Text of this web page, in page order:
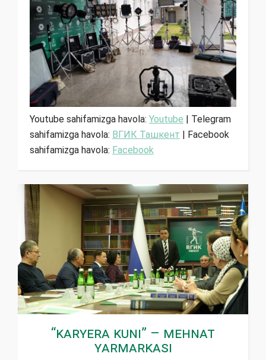
Youtube sahifamizga havola: Youtube | Telegram
sahifamizga havola: ВГИК Ташкент | Facebook
sahifamizga havola: Facebook
“Karyera kuni” – Mehnat
yarmarkasi